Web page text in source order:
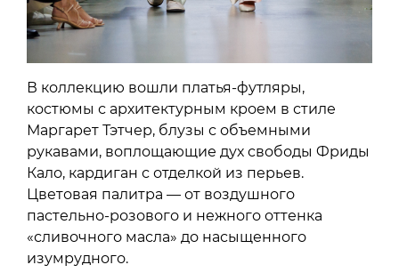
В коллекцию вошли платья-футляры,
костюмы с архитектурным кроем в стиле
Маргарет Тэтчер, блузы с объемными
рукавами, воплощающие дух свободы Фриды
Кало, кардиган с отделкой из перьев.
Цветовая палитра — от воздушного
пастельно-розового и нежного оттенка
«сливочного масла» до насыщенного
изумрудного.